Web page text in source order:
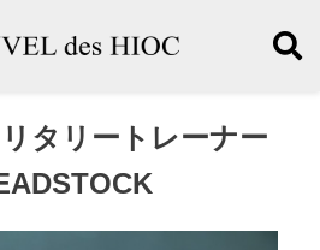
タリートレーナー